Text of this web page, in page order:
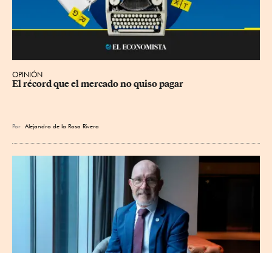
OPINIÓN
El récord que el mercado no quiso pagar
Por Alejandro de la Rosa Rivera